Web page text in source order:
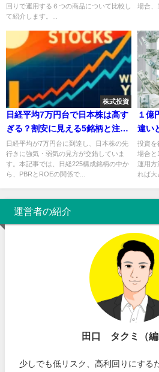
回りで運用する６つの商品について比較し
て紹介します。...
場合、
株式投資
日経平均7万円台で日本株は高す
ぎる？割安に見える5銘柄と注意
点
日経平均が7万円台に到達し、日本株の先
行きに強気・弱気の見方が交錯していま
す。本記事では、日経225構成銘柄の中か
ら、PBRとROEの関係で...
１億
違い
投資を
場合と
運用方
れば大
運営者の紹介
田口 タクミ（編
少しでも低リスク、高利回りにする